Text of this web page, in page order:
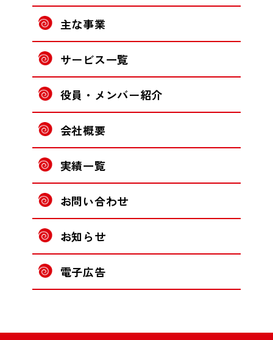
主な事業
サービス一覧
役員・メンバー紹介
会社概要
実績一覧
お問い合わせ
お知らせ
電子広告